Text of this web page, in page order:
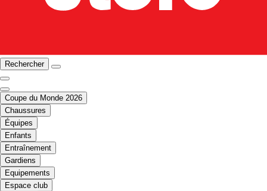
Rechercher
Coupe du Monde 2026
Chaussures
Équipes
Enfants
Entraînement
Gardiens
Equipements
Espace club